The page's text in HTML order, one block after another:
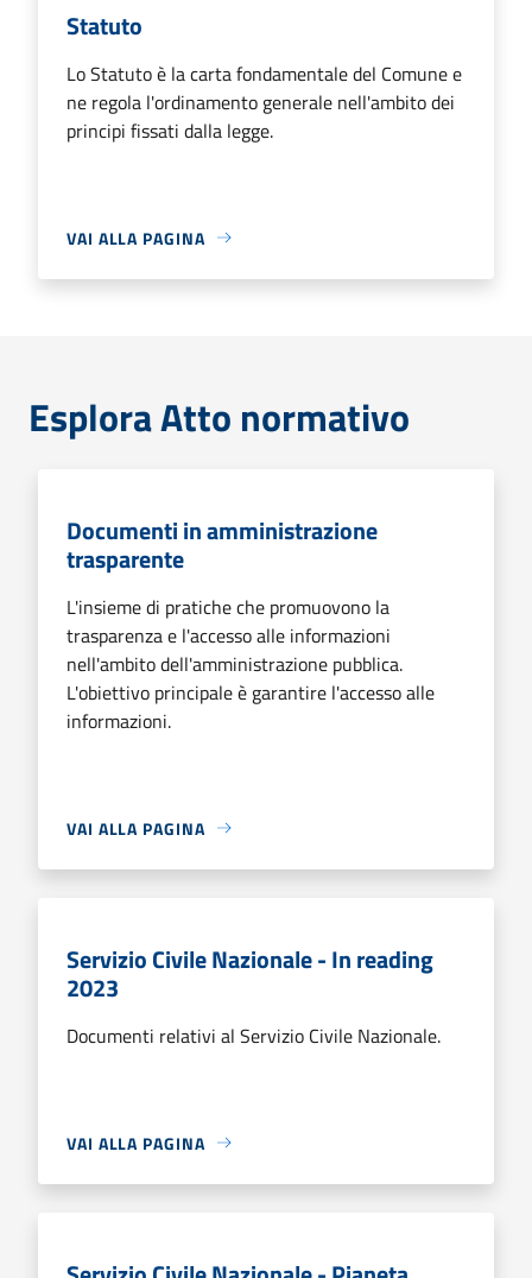
Statuto
Lo Statuto è la carta fondamentale del Comune e
ne regola l'ordinamento generale nell'ambito dei
principi fissati dalla legge.
VAI ALLA PAGINA
Esplora Atto normativo
Documenti in amministrazione
trasparente
L'insieme di pratiche che promuovono la
trasparenza e l'accesso alle informazioni
nell'ambito dell'amministrazione pubblica.
L'obiettivo principale è garantire l'accesso alle
informazioni.
VAI ALLA PAGINA
Servizio Civile Nazionale - In reading
2023
Documenti relativi al Servizio Civile Nazionale.
VAI ALLA PAGINA